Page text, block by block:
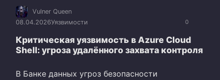
0
Vulner Queen
08.04.2026Уязвимости
Критическая уязвимость в Azure Cloud
Shell: угроза удалённого захвата контроля
В Банке данных угроз безопасности